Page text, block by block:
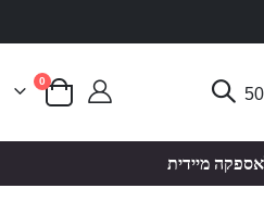
סל קניות
0פריטים
לאספקה מיידית